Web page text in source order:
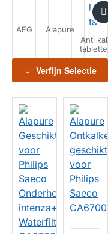
AEG
Alapure
Anti kalk
tabletten
Verfijn Selectie